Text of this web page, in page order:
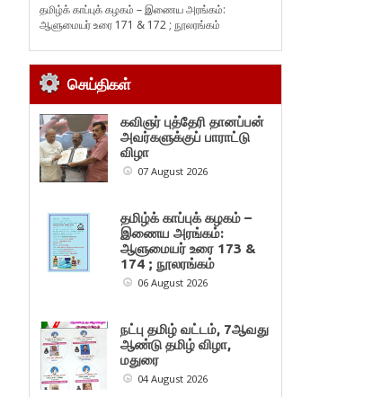
தமிழ்க் காப்புக் கழகம் – இணைய அரங்கம்:
ஆளுமையர் உரை 171 & 172 ; நூலரங்கம்
செய்திகள்
கவிஞர் புத்தேரி தானப்பன்
அவர்களுக்குப் பாராட்டு
விழா
07 August 2026
தமிழ்க் காப்புக் கழகம் –
இணைய அரங்கம்:
ஆளுமையர் உரை 173 &
174 ; நூலரங்கம்
06 August 2026
நட்பு தமிழ் வட்டம், 7ஆவது
ஆண்டு தமிழ் விழா,
மதுரை
04 August 2026